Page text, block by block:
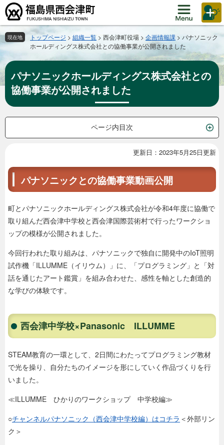
ペ
ー
ジ
の
先
で
す。
メ
ニ
ュ
ー
を
ば
し
本
へ
現在地 トップページ > 組織一覧 > 西会津町役場 > 企画情報課 > パナソニック
ホールディングス株式会社との協働事業が公開されました
パナソニックホールディングス株式会社との
協働事業が公開されました
ページ内目次
文
更新日：2023年5月25日更新
パナソニックとの協働事業動画公開
町とパナソニックホールディングス株式会社が令和4年度に協働で
取り組んだ西会津中学校と西会津国際芸術村で行ったワークショ
ップの模様が公開されました。
今回行われた取り組みは、パナソニックで独自に開発中のIoT照明
試作機「ILLUMME（イリウム）」に、「プログラミング」と「対
話を通じたアート鑑賞」を組み合わせた、感性を軸とした創造的
な学びの体験です。
西会津中学校×Panasonic ILLUMME
STEAM教育の一環として、2日間にわたってプログラミング教材
で光を操り、自分たちのイメージを形にしていく作品づくりを行
いました。
≪ILLUMME ひかりのワークショップ 中学校編≫
○チャンネルパナソニック（西会津中学校編）はコチラ ＜外部リン
ク＞